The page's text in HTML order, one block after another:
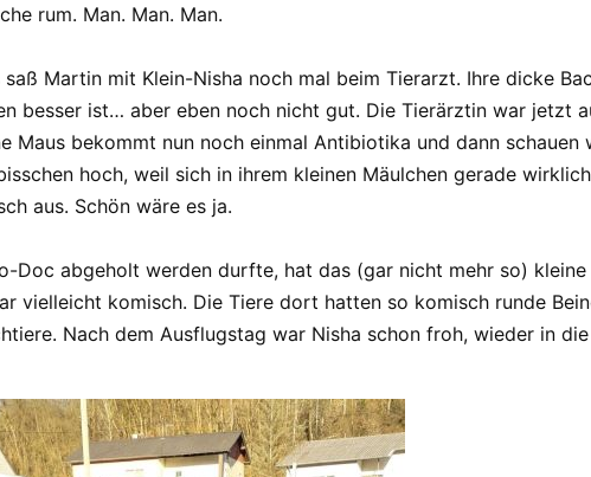
rum. Man. Man. Man.
Martin mit Klein-Nisha noch mal beim Tierarzt. Ihre dicke
besser ist… aber eben noch nicht gut. Die Tierärztin war jetzt
bekommt nun noch einmal Antibiotika und dann schauen
hoch, weil sich in ihrem kleinen Mäulchen gerade
aus. Schön wäre es ja.
Doc abgeholt werden durfte, hat das (gar nicht mehr so)
vielleicht komisch. Die Tiere dort hatten so komisch runde
Nach dem Ausflugstag war Nisha schon froh, wieder in